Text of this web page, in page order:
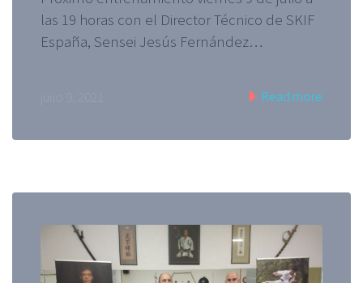
las 19 horas con el Director Técnico de SKIF
España, Sensei Jesús Fernández…
Read more